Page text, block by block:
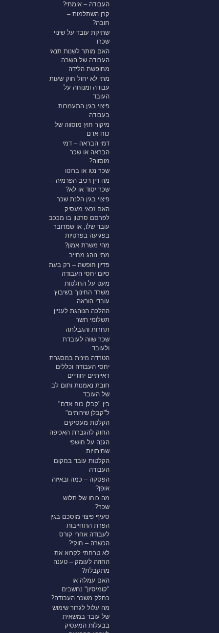
העבודה – אימתי?
קרן השתלמות –
חובה?
שתיקת עובד על שינוי
שכרו
האם מותר לשנות תנאי
העבודה של השבה
מחופשת הלידה
מתי לא יחול חוק שעות
עבודה ומנוחה על
העובד
פיצוי בגין התעמרות
בעבודה
מיקור חוץ מוסווה של
כוח אדם
דמי הבראה – דמי
הבראה או שכר
מוסווה?
שכר נטו או ברוטו
מה דין רכיב הפרמיה –
שכר יסוד או לא?
פיצוי בגין הלנת שכר
האם זכאי מעסיק
לפרסם סרטון בו מככב
עובד שלו, או שמדובר
בפגיעה בפרטיות
מהי משרת אמון?
מתי נוהג מחייב
פדיון חופשה – רק בעת
סיום יחסי העבודה
מעט על החלטות
משרד החינוך בשיבוץ
עובדי הוראה
ההלכה הנוהגת לעניין
תשלומי תשר
תחרות והגבלתה
שכר שווה לעובדת
ולעובד
הטרדה מינית במסגרת
יחסי העבודה וכללים
ראייתיים יחודיים
חובת נאמנות ותום לב
של העובד
בין "קבלן כוח אדם"
ל"קבלן שירותים"
הקלטת מעסיקים
החוק להגברת האכיפה
הגנה על חושפי
שחיתויות
הקלטות עובד במקום
העבודה
הפסקה – כמה ובאיזה
אופן?
מה כוחו של תלוש
שכר?
סעיף פיצוי מוסכם בגין
הפרת התחייבות
לעבודה אחרי קורס
הכשרה – חוקי?
לא טרחתי לקרוא את
החוזה לעומק – טענה
מתקבלת?
האם עמלה או
"קומיסיון" נחשבים
כחלק משכר העבודה?
מה עלול לגרור שימוש
של עובד במשאית
בבעלות המעסיק